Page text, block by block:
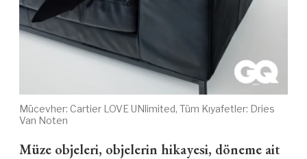
Mücevher: Cartier LOVE UNlimited, Tüm Kıyafetler: Dries
Van Noten
Müze objeleri, objelerin hikayesi, döneme ait